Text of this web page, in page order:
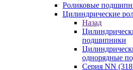
Роликовые
Цилиндрические
Назад
подшипники
однорядные
Серия NN